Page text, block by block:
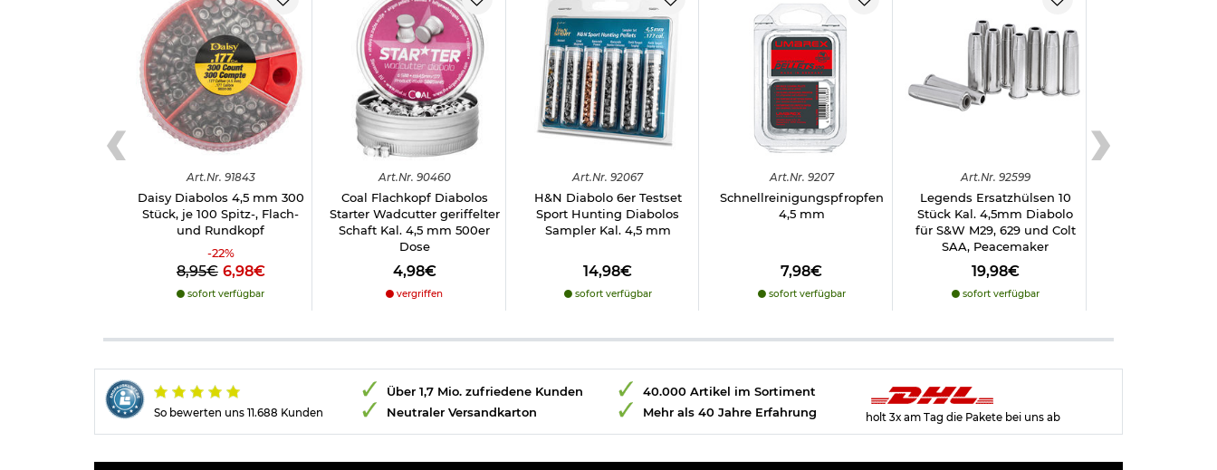
Art.Nr. 91843
Daisy Diabolos 4,5 mm 300
Stück, je 100 Spitz-, Flach-
und Rundkopf
-22%
8,95€ 6,98€
sofort verfügbar
Art.Nr. 90460
Coal Flachkopf Diabolos
Starter Wadcutter geriffelter
Schaft Kal. 4,5 mm 500er
Dose
4,98€
vergriffen
Art.Nr. 92067
H&N Diabolo 6er Testset
Sport Hunting Diabolos
Sampler Kal. 4,5 mm
14,98€
sofort verfügbar
Art.Nr. 9207
Schnellreinigungspfropfen
4,5 mm
7,98€
sofort verfügbar
Art.Nr. 92599
Legends Ersatzhülsen 10
Stück Kal. 4,5mm Diabolo
für S&W M29, 629 und Colt
SAA, Peacemaker
19,98€
sofort verfügbar
So bewerten uns 11.688 Kunden
Über 1,7 Mio. zufriedene Kunden
Neutraler Versandkarton
40.000 Artikel im Sortiment
Mehr als 40 Jahre Erfahrung
holt 3x am Tag die Pakete bei uns ab